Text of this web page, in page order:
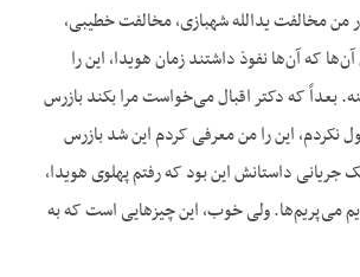
من مخالفت یدالله شهبازی، مخالفت خطیبی،
که آن‌ها نفوذ داشتند زمان هویدا، این را
بعداً که دکتر اقبال می‌خواست مرا بکند بازرس
این را من معرفی کردم این شد بازرس
داستانش این بود که رفتم پهلوی هویدا،
می‌پریم‌ها. ولی خوب، این چیزهایی است که به